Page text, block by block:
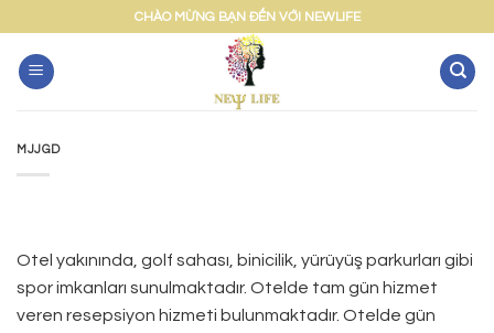
content
CHÀO MỪNG BẠN ĐẾN VỚI NEWLIFE
MJJGD
Otel yakınında, golf sahası, binicilik, yürüyüş parkurları gibi
spor imkanları sunulmaktadır. Otelde tam gün hizmet
veren resepsiyon hizmeti bulunmaktadır. Otelde gün